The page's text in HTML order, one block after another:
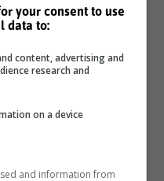
toelaat
munisipaliteite en
dat Salga, wat die
het.
your consent to use
data to:
content, advertising and
research and
on a device
and information from